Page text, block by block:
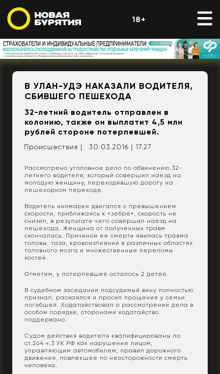
18+
В УЛАН-УДЭ НАКАЗАЛИ ВОДИТЕЛЯ,
СБИВШЕГО ПЕШЕХОДА
32-летний водитель отправлен в
колонию, также он выплатит 4,5 млн
рублей стороне потерпевшей.
Происшествия | 30.03.2016 | 17:27
Рассмотрено уголовное дело по обвинению 32-
летнего водителя, который совершил наезд на
молодую женщину, переходившую дорогу на
пешеходном переходе.
Водитель иномарки двигался с превышением
скорости, приближаясь к «зебре», скорость не
снизил, в результате чего совершил наезд на
пешехода. Женщина от полученных травм
скончалась. Причиной ее смерти явилась травма
головы, таза, кровоизлияния в различных областях
головного мозга и множественные переломы
костей.
Отметим, у потерпевшей осталось 2 детей.
В судебном заседании подсудимый вину полностью
признал, раскаялся и просил прощения у семьи
погибшей. Ходатайствовал о рассмотрении дела в
особом порядке, сторонами ходатайство
поддержано.
Судом действия водителя квалифицированы по
ст.264 ч.3 УК РФ как нарушение лицом,
управляющим автомобилем, правил дорожного
движения, повлекшее по неосторожности смерть
человека.